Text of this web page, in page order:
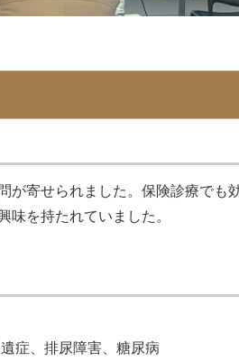
が寄せられました。保険診療でも
味を持たれていました。
症、排尿障害、糖尿病